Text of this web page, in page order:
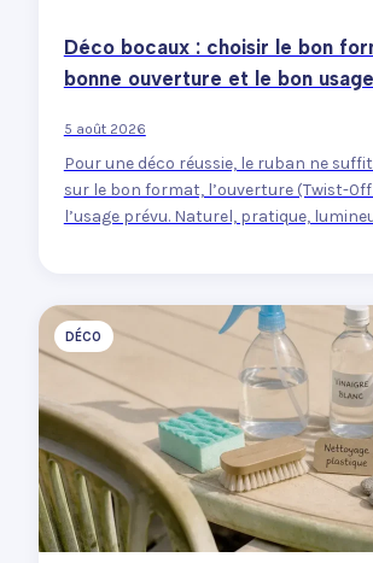
Déco bocaux : choisir le bon
bonne ouverture et le bon usage
5 août 2026
Pour une déco réussie, le ruban ne
sur le bon format, l’ouverture (Twist-
l’usage prévu. Naturel, pratique,
DÉCO